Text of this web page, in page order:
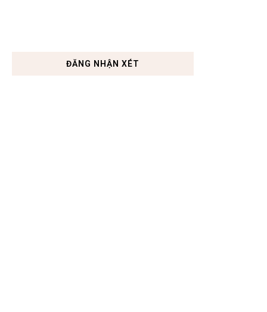
ĐĂNG NHẬN XÉT